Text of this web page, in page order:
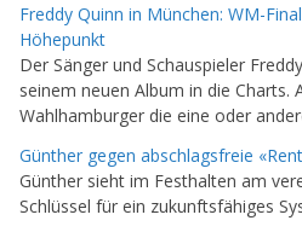
Freddy Quinn in München: WM-
Höhepunkt
Der Sänger und Schauspieler
seinem neuen Album in die Charts.
Wahlhamburger die eine oder
Günther gegen abschlagsfreie
Günther sieht im Festhalten am
Schlüssel für ein zukunftsfähiges